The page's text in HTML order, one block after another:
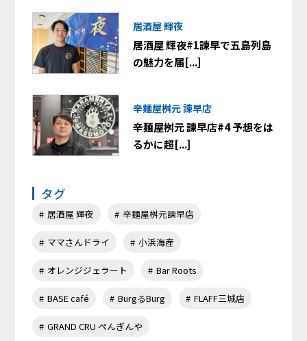
居酒屋 輝夜
居酒屋 輝夜#1諫早で五島列島
の魅力を届[...]
辛麺屋桝元 諫早店
辛麺屋桝元 諫早店#4 予想をは
るかに超[...]
タグ
居酒屋 輝夜 辛麺屋桝元諫早店
ママさんドライ 小浜海産
オレンジジェラート Bar Roots
BASE café BurgるBurg FLAFF三城店
GRAND CRU ぺんぎんや